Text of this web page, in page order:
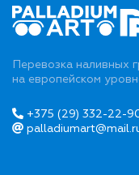
Перевозка наливных
на европейском
+375 (29) 332-22-